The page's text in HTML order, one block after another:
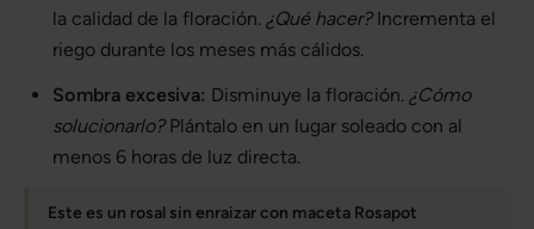
la calidad de la floración. ¿Qué hacer?Incrementa el
riego durante los meses más cálidos.
Sombra excesiva: Disminuye la floración. ¿Cómo
solucionarlo?Plántalo en un lugar soleado con al
menos 6 horas de luz directa.
Este es un rosal sin enraizar con maceta Rosapot